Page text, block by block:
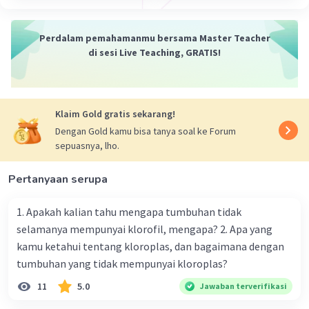
dipilih dengan baik dapat mengambil nutrien dari dalam
tanah, terutama nitrogen, dan menyimpannya dalam
jaringan tanaman. Setelah tanaman penutup ditebang
atau dicangkul, nutrien yang tersimpan dapat
tanaman selanjutnya.
Beberapa praktik pengelolaan tanaman penutup yang
umum dilakukan meliputi:
Memilih jenis tanaman penutup yang sesuai dengan
kondisi lingkungan dan kebutuhan tanah, seperti legum
Menanam tanaman penutup secara merata dan rapat
untuk menutupi permukaan tanah dengan baik.
Mengelola tanaman penutup dengan cara yang sesuai,
misalnya dengan menyesuaikan jadwal penanaman,
pemupukan, dan pengendalian gulma.
Perdalam pemahamanmu bersama Master Teacher
di sesi Live Teaching, GRATIS!
Klaim Gold gratis sekarang!
Dengan Gold kamu bisa tanya soal ke Forum
sepuasnya, lho.
Pertanyaan serupa
1. Apakah kalian tahu mengapa tumbuhan tidak
selamanya mempunyai klorofil, mengapa? 2. Apa yang
kamu ketahui tentang kloroplas, dan bagaimana dengan
tumbuhan yang tidak mempunyai kloroplas?
11 5.0 Jawaban terverifikasi